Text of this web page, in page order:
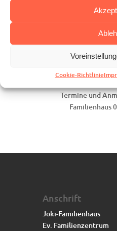
Cookie-Richtlinie
zwei
Familienhaus an,
zweiten Donnerstag
die Möglichkeit,
lockerer
Termine und
Familienhaus
Anschrift
Joki-Familienhaus
Ev. Familienzentrum